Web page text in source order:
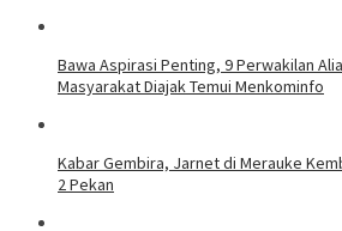
Bawa Aspirasi Penting, 9 Perwakilan
Masyarakat Diajak Temui Menkominfo
Kabar Gembira, Jarnet di Merauke
2 Pekan